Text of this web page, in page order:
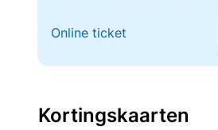
Online ticket
Kortingskaarten